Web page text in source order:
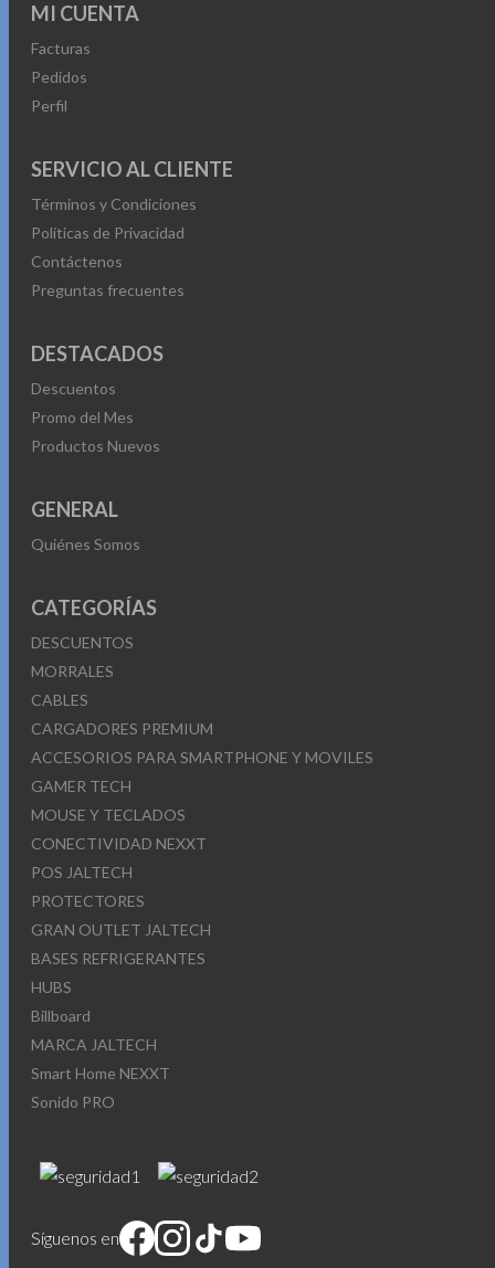
MI CUENTA
Facturas
Pedidos
Perfil
SERVICIO AL CLIENTE
Términos y Condiciones
Políticas de Privacidad
Contáctenos
Preguntas frecuentes
DESTACADOS
Descuentos
Promo del Mes
Productos Nuevos
GENERAL
Quiénes Somos
CATEGORÍAS
DESCUENTOS
MORRALES
CABLES
CARGADORES PREMIUM
ACCESORIOS PARA SMARTPHONE Y MOVILES
GAMER TECH
MOUSE Y TECLADOS
CONECTIVIDAD NEXXT
POS JALTECH
PROTECTORES
GRAN OUTLET JALTECH
BASES REFRIGERANTES
HUBS
Billboard
MARCA JALTECH
Smart Home NEXXT
Sonido PRO
Síguenos en